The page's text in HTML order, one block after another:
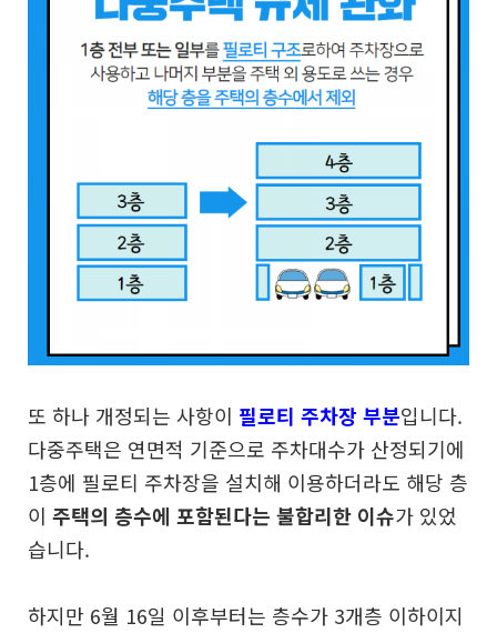
또 하나 개정되는 사항이 필로티 주차장 부분입니다.
다중주택은 연면적 기준으로 주차대수가 산정되기에
1층에 필로티 주차장을 설치해 이용하더라도 해당 층
이 주택의 층수에 포함된다는 불합리한 이슈가 있었
습니다.
하지만 6월 16일 이후부터는 층수가 3개층 이하이지